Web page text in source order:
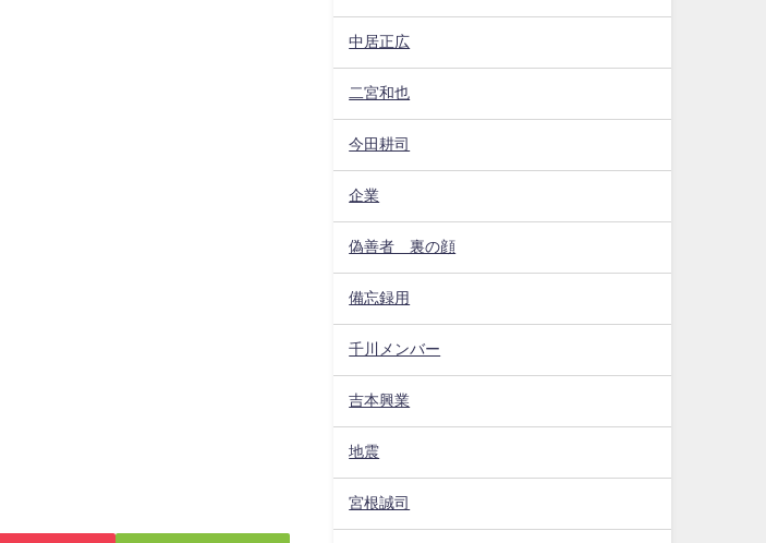
中居正広
二宮和也
今田耕司
企業
偽善者 裏の顔
備忘録用
千川メンバー
吉本興業
地震
宮根誠司